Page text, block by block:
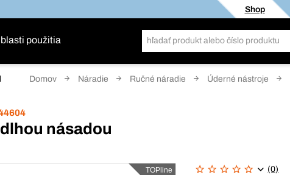
Shop
použitia
Domov Náradie Ručné náradie Úderné nástroje
násadou
TOPline (0)